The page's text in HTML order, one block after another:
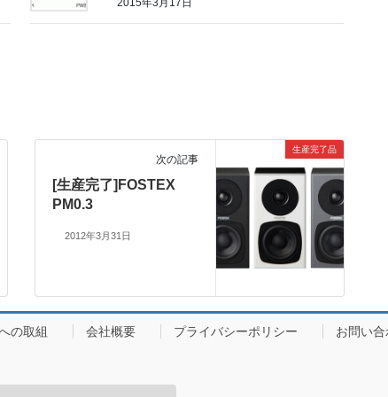
2015年3月17日
生産完了品
次の記事
[生産完了]FOSTEX
PM0.3
2012年3月31日
の取組 会社概要 プライバシーポリシー お問い